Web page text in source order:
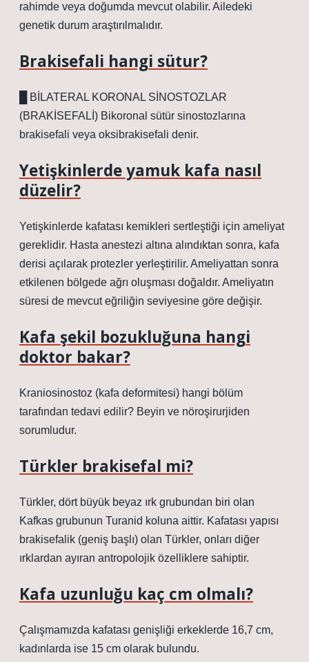
rahimde veya doğumda mevcut olabilir. Ailedeki
genetik durum araştırılmalıdır.
Brakisefali hangi sütur?
█ BİLATERAL KORONAL SİNOSTOZLAR
(BRAKİSEFALİ) Bikoronal sütür sinostozlarına
brakisefali veya oksibrakisefali denir.
Yetişkinlerde yamuk kafa nasıl
düzelir?
Yetişkinlerde kafatası kemikleri sertleştiği için ameliyat
gereklidir. Hasta anestezi altına alındıktan sonra, kafa
derisi açılarak protezler yerleştirilir. Ameliyattan sonra
etkilenen bölgede ağrı oluşması doğaldır. Ameliyatın
süresi de mevcut eğriliğin seviyesine göre değişir.
Kafa şekil bozukluğuna hangi
doktor bakar?
Kraniosinostoz (kafa deformitesi) hangi bölüm
tarafından tedavi edilir? Beyin ve nöroşirurjiden
sorumludur.
Türkler brakisefal mi?
Türkler, dört büyük beyaz ırk grubundan biri olan
Kafkas grubunun Turanid koluna aittir. Kafatası yapısı
brakisefalik (geniş başlı) olan Türkler, onları diğer
ırklardan ayıran antropolojik özelliklere sahiptir.
Kafa uzunluğu kaç cm olmalı?
Çalışmamızda kafatası genişliği erkeklerde 16,7 cm,
kadınlarda ise 15 cm olarak bulundu.